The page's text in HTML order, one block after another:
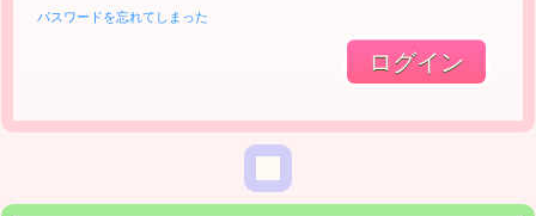
パスワードを忘れてしまった